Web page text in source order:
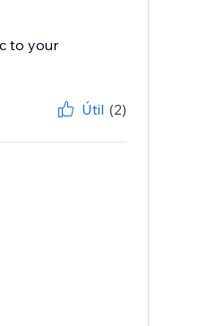
to your
Útil (2)